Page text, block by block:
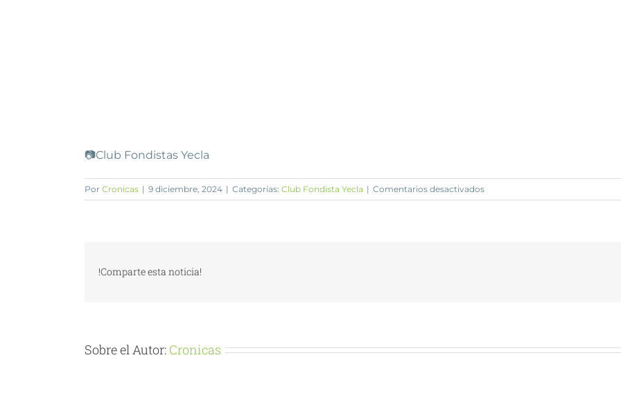
📷Club Fondistas Yecla
Por Cronicas | 9 diciembre, 2024 | Categorías: Club Fondista Yecla | Comentarios desactivadosen
Torre
!Comparte esta noticia!
Sobre el Autor: Cronicas